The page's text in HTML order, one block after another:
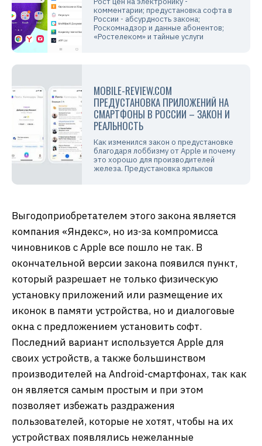
комментарии; предустановка софта в
России - абсурдность закона;
Роскомнадзор и данные абонентов;
«Ростелеком» и тайные услуги
MOBILE-REVIEW.COM
ПРЕДУСТАНОВКА ПРИЛОЖЕНИЙ НА
СМАРТФОНЫ В РОССИИ – ЗАКОН И
РЕАЛЬНОСТЬ
Как изменился закон о предустановке
благодаря лоббизму от Apple и почему
это хорошо для производителей
железа. Предустановка ярлыков
Выгодоприобретателем этого закона является
компания «Яндекс», но из-за компромисса
чиновников с Apple все пошло не так. В
окончательной версии закона появился пункт,
который разрешает не только физическую
установку приложений или размещение их
иконок в памяти устройства, но и диалоговые
окна с предложением установить софт.
Последний вариант используется Apple для
своих устройств, а также большинством
производителей на Android-смартфонах, так как
он является самым простым и при этом
позволяет избежать раздражения
пользователей, которые не хотят, чтобы на их
устройствах появлялись нежеланные